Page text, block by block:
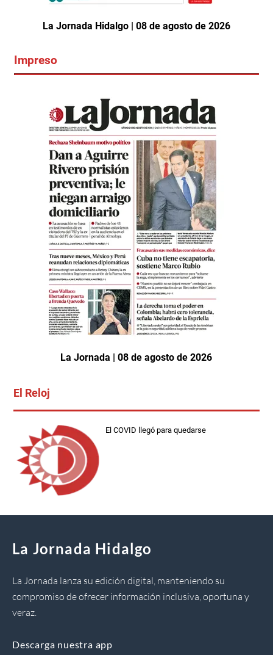
La Jornada Hidalgo | 08 de agosto de 2026
Impreso
La Jornada | 08 de agosto de 2026
El Reloj
El COVID llegó para quedarse
La Jornada Hidalgo
La Jornada lanza su edición digital, manteniendo su
compromiso de ofrecer información inclusiva, oportuna y
veraz.
Descarga nuestra app